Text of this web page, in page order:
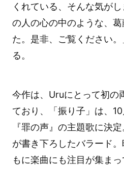
くれている、そんな気が
の人の心の中のような、
た。是非、ご覧ください
る。
今作は、Uruにとって初の
ており、「振り子」は、
『罪の声』の主題歌に決
が書き下ろしたバラード
もに楽曲にも注目が集まっ